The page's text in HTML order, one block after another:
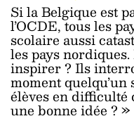
Si la Belgique est
l’OCDE, tous les
scolaire aussi
les pays nordiques.
inspirer ? Ils
moment quelqu’un
élèves en difficulté
une bonne idée ? »